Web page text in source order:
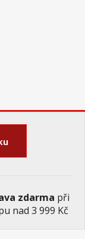
zdarma při
nad 3 999 Kč